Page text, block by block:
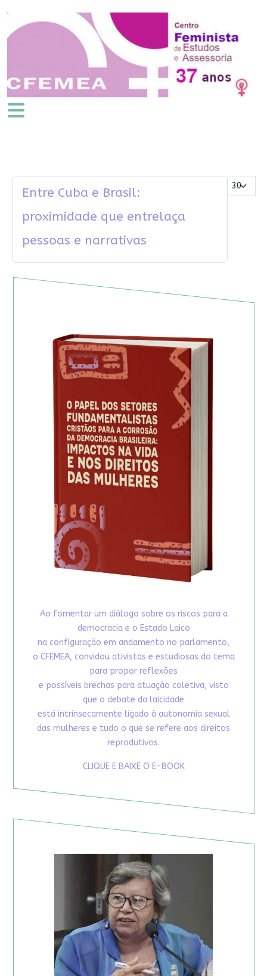
Mostrar #
Entre Cuba e Brasil:
proximidade que entrelaça
pessoas e narrativas
Ao fomentar um diálogo sobre os riscos para a
democracia e o Estado Laico
na configuração em andamento no parlamento,
o CFEMEA, convidou ativistas e estudiosas do tema
para propor reflexões
e possíveis brechas para atuação coletiva, visto
que o debate da laicidade
está intrinsecamente ligado à autonomia sexual
das mulheres e tudo o que se refere aos direitos
reprodutivos.
CLIQUE E BAIXE O E-BOOK